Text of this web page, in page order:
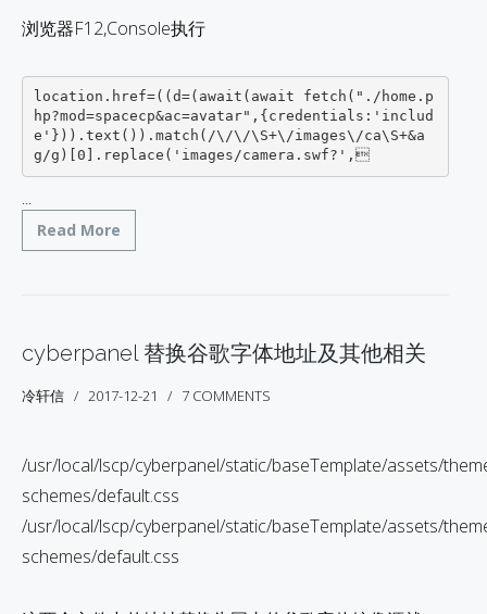
浏览器F12,Console执行
location.href=((d=(await(await fetch("./home.p
hp?mod=spacecp&ac=avatar",{credentials:'includ
e'})).text()).match(/\/\/\S+\/images\/ca\S+&a
g/g)[0].replace('images/camera.swf?',
Read More
cyberpanel 替换谷歌字体地址及其他相关
冷轩信 2017-12-21 7 COMMENTS
/usr/local/lscp/cyberpanel/static/baseTemplate/assets/
schemes/default.css
/usr/local/lscp/cyberpanel/static/baseTemplate/assets/
schemes/default.css